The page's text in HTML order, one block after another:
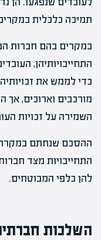
תמיכה כלכלית
במקרים בהם חברות
התחייבויותיהן,
כדי לממש את
מורכבים וארוכים, אך
השמירה על זכויות
ההסכם שנחתם
התחייבויות מצד
להן כלפי המבוטחים.
השלכות